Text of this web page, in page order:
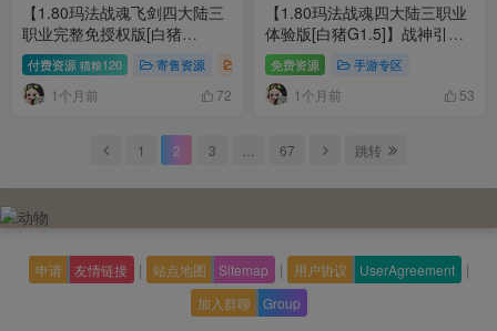
【1.80玛法战魂飞剑四大陆三
职业完整免授权版[白猪
G2.5]】战神引擎WIN服务端
+GM工具+充值后台+双端+架
设教程
付费资源 猫粮120 寄售资源 手游专区
1个月前 72
【1.80玛法战魂四大陆三职业
体验版[白猪G1.5]】战神引擎
WIN服务端+GM工具+充值后
台+双端+架设教程
免费资源 手游专区
1个月前 53
1 2 3 67 跳转
申请 友情链接 | 站点地图 Sitemap | 用户协议 UserAgreement |
加入群聊 Group